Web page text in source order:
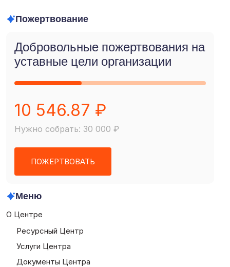
Пожертвование
Добровольные пожертвования на
уставные цели организации
10 546.87 ₽
Нужно собрать: 30 000 ₽
ПОЖЕРТВОВАТЬ
Меню
О Центре
Ресурсный Центр
Услуги Центра
Документы Центра